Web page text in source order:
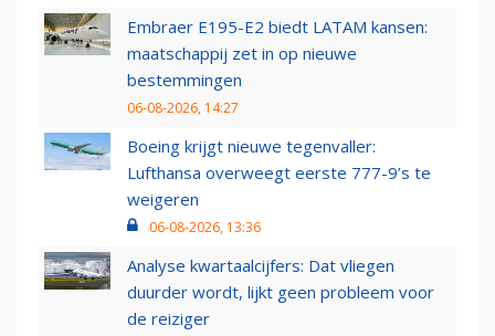
Embraer E195-E2 biedt LATAM kansen:
maatschappij zet in op nieuwe
bestemmingen
06-08-2026, 14:27
Boeing krijgt nieuwe tegenvaller:
Lufthansa overweegt eerste 777-9’s te
weigeren
06-08-2026, 13:36
Analyse kwartaalcijfers: Dat vliegen
duurder wordt, lijkt geen probleem voor
de reiziger